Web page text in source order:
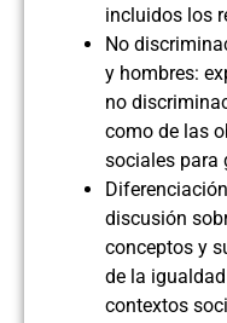
incluidos los
No
y hombres:
no
como de las
sociales para
discusión
conceptos y
de la
contextos